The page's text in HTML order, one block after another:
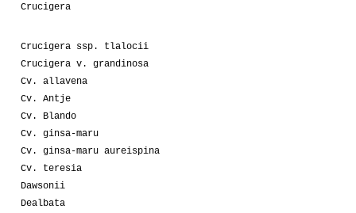
Crucigera
Crucigera ssp. tlalocii
Crucigera v. grandinosa
Cv. allavena
Cv. Antje
Cv. Blando
Cv. ginsa-maru
Cv. ginsa-maru aureispina
Cv. teresia
Dawsonii
Dealbata